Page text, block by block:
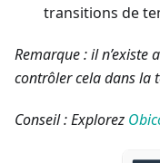
transitions de
Remarque : il
contrôler cela dans la
Conseil : Explorez